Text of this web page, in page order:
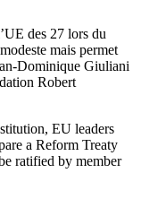
des 27 lors du
mais permet
Dominique Giuliani
Robert
EU leaders
a Reform Treaty
ratified by member